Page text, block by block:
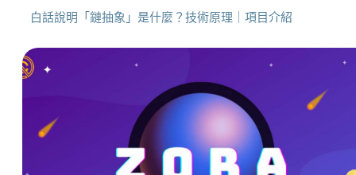
白話說明「鏈抽象」是什麼？技術原理｜項目介紹